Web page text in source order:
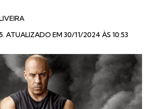
. ATUALIZADO EM 30/11/2024 ÀS 10:53